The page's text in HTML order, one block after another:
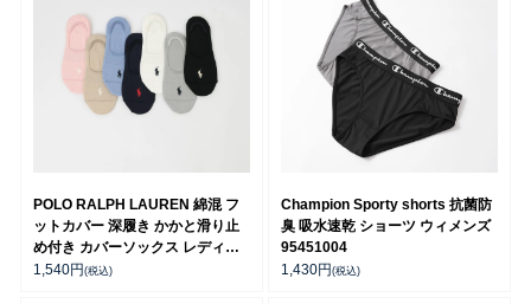
POLO RALPH LAUREN 綿混 フ
ットカバー 深履き かかと滑り止
め付き カバーソックス レディー
ス 03207940
1,540円(税込)
Champion Sporty shorts 抗菌防
臭 吸水速乾 ショーツ ウィメンズ
95451004
1,430円(税込)